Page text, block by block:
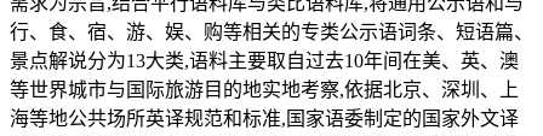
行、食、宿、游、娱、购等相关的专类公示语词条、短语篇、
景点解说分为13大类,语料主要取自过去10年间在美、英、澳
等世界城市与国际旅游目的地实地考察,依据北京、深圳、上
海等地公共场所英译规范和标准,国家语委制定的国家外文译